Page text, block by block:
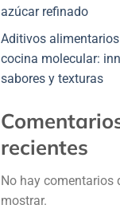
azúcar refinado
Aditivos
cocina molecular:
sabores y texturas
recientes
No hay comentarios
mostrar.